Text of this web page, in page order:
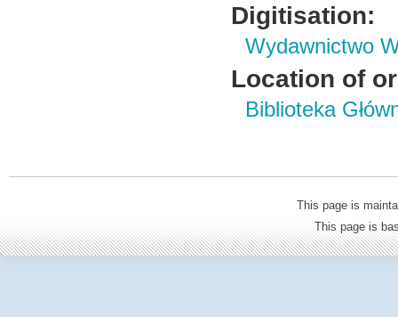
Digitisation:
Wydawnictwo
Location of
Biblioteka
This page is
This page is